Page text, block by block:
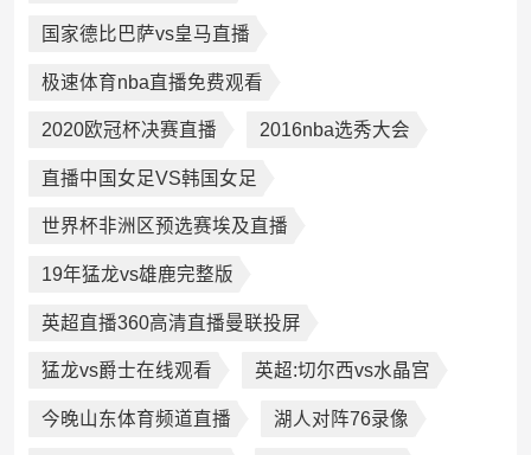
国家德比巴萨vs皇马直播
极速体育nba直播免费观看
2020欧冠杯决赛直播 2016nba选秀大会
直播中国女足VS韩国女足
世界杯非洲区预选赛埃及直播
19年猛龙vs雄鹿完整版
英超直播360高清直播曼联投屏
猛龙vs爵士在线观看 英超:切尔西vs水晶宫
今晚山东体育频道直播 湖人对阵76录像